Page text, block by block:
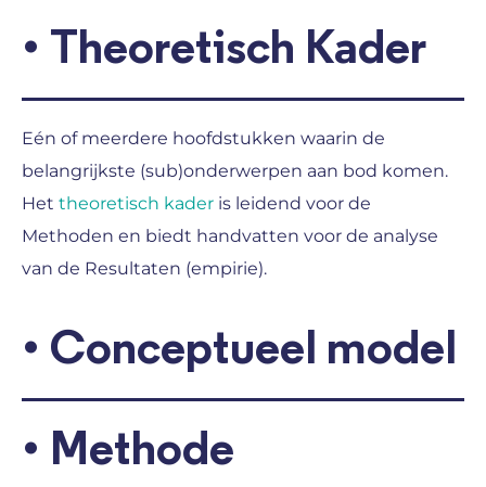
• Theoretisch Kader
Eén of meerdere hoofdstukken waarin de
belangrijkste (sub)onderwerpen aan bod komen.
Het theoretisch kader is leidend voor de
Methoden en biedt handvatten voor de analyse
van de Resultaten (empirie).
• Conceptueel model
• Methode